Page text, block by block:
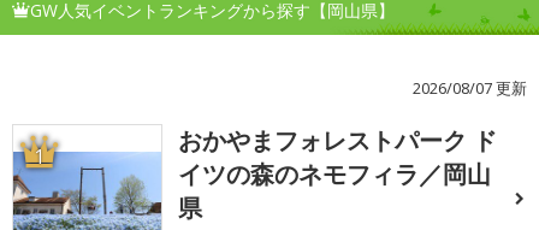
GW人気イベントランキングから探す【岡山県】
2026/08/07 更新
1
おかやまフォレストパーク ド
イツの森のネモフィラ／岡山
県